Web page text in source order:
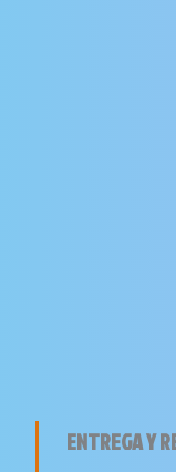
ENTREGA Y